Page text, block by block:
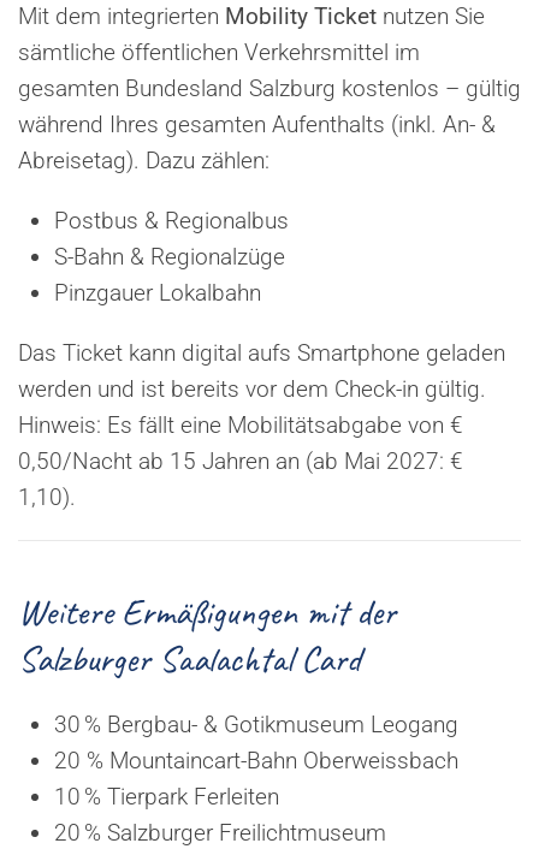
Mit dem integrierten Mobility Ticket nutzen Sie
sämtliche öffentlichen Verkehrsmittel im
gesamten Bundesland Salzburg kostenlos – gültig
während Ihres gesamten Aufenthalts (inkl. An- &
Abreisetag). Dazu zählen:
Postbus & Regionalbus
S-Bahn & Regionalzüge
Pinzgauer Lokalbahn
Das Ticket kann digital aufs Smartphone geladen
werden und ist bereits vor dem Check-in gültig.
Hinweis: Es fällt eine Mobilitätsabgabe von €
0,50/Nacht ab 15 Jahren an (ab Mai 2027: €
1,10).
Weitere Ermäßigungen mit der
Salzburger Saalachtal Card
30 % Bergbau- & Gotikmuseum Leogang
20 % Mountaincart-Bahn Oberweissbach
10 % Tierpark Ferleiten
20 % Salzburger Freilichtmuseum